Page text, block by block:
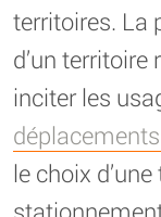
territoires. La
d’un
inciter les
le choix